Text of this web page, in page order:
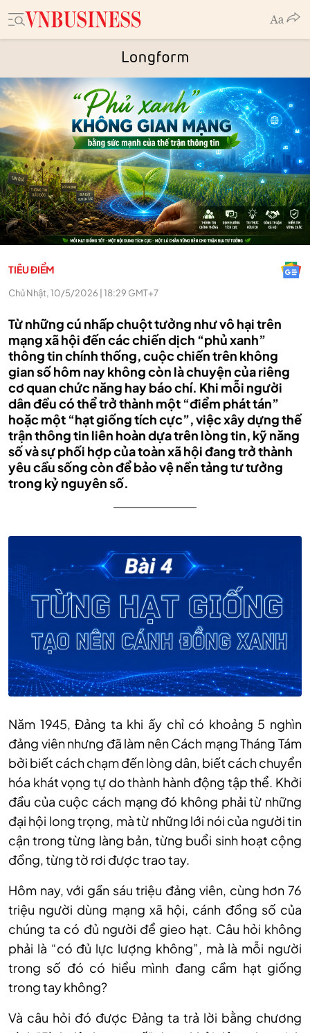
TIÊU ĐIỂM
Chủ Nhật, 10/5/2026 | 18:29 GMT+7
Từ những cú nhấp chuột tưởng như vô hại trên
mạng xã hội đến các chiến dịch “phủ xanh”
thông tin chính thống, cuộc chiến trên không
gian số hôm nay không còn là chuyện của riêng
cơ quan chức năng hay báo chí. Khi mỗi người
dân đều có thể trở thành một “điểm phát tán”
hoặc một “hạt giống tích cực”, việc xây dựng thế
trận thông tin liên hoàn dựa trên lòng tin, kỹ năng
số và sự phối hợp của toàn xã hội đang trở thành
yêu cầu sống còn để bảo vệ nền tảng tư tưởng
trong kỷ nguyên số.
Năm 1945, Đảng ta khi ấy chỉ có khoảng 5 nghìn
đảng viên nhưng đã làm nên Cách mạng Tháng Tám
bởi biết cách chạm đến lòng dân, biết cách chuyển
hóa khát vọng tự do thành hành động tập thể. Khởi
đầu của cuộc cách mạng đó không phải từ những
đại hội long trọng, mà từ những lới nói của người tin
cận trong từng làng bản, từng buổi sinh hoạt cộng
đồng, từng tờ rơi được trao tay.
Hôm nay, với gần sáu triệu đảng viên, cùng hơn 76
triệu người dùng mạng xã hội, cánh đồng số của
chúng ta có đủ người để gieo hạt. Câu hỏi không
phải là “có đủ lực lượng không”, mà là mỗi người
trong số đó có hiểu mình đang cầm hạt giống
trong tay không?
Và câu hỏi đó được Đảng ta trả lời bằng chương